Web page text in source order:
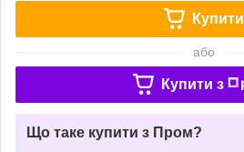
Купити
або
Купити з
Що таке купити з Пром?